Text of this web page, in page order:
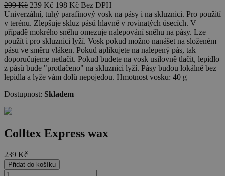
299Kč 239 Kč 198 Kč Bez DPH
Univerzální, tuhý parafinový vosk na pásy i na skluznici. Pro použití
v terénu. Zlepšuje skluz pásů hlavně v rovinatých úsecích. V
případě mokrého sněhu omezuje nalepování sněhu na pásy. Lze
použít i pro skluznici lyží. Vosk pokud možno nanášet na složeném
pásu ve směru vláken. Pokud aplikujete na nalepený pás, tak
doporučujeme netlačit. Pokud budete na vosk usilovně tlačit, lepidlo
z pásů bude "protlačeno" na skluznici lyží. Pásy budou lokálně bez
lepidla a lyže vám dolů nepojedou. Hmotnost vosku: 40 g
Dostupnost: Skladem
Colltex Express wax
239 Kč
Přidat do košíku